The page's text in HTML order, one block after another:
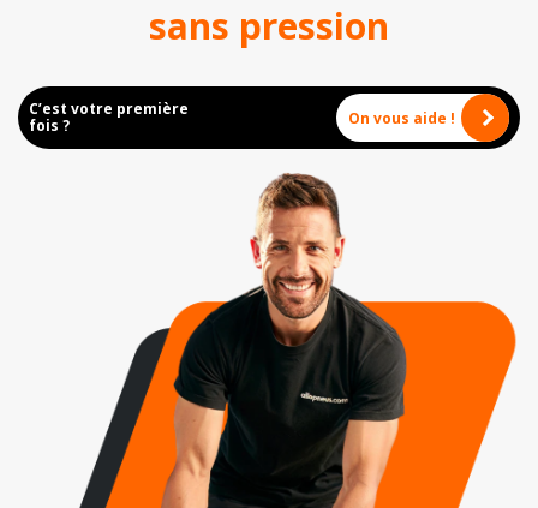
sans pression
C’est votre première
fois ?
On vous aide !